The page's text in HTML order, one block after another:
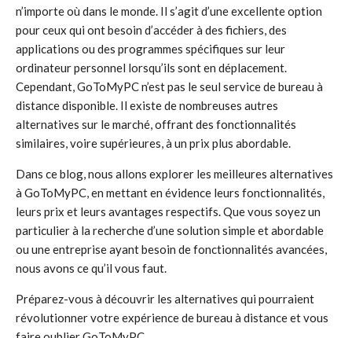
n’importe où dans le monde. Il s’agit d’une excellente option
pour ceux qui ont besoin d’accéder à des fichiers, des
applications ou des programmes spécifiques sur leur
ordinateur personnel lorsqu’ils sont en déplacement.
Cependant, GoToMyPC n’est pas le seul service de bureau à
distance disponible. Il existe de nombreuses autres
alternatives sur le marché, offrant des fonctionnalités
similaires, voire supérieures, à un prix plus abordable.
Dans ce blog, nous allons explorer les meilleures alternatives
à GoToMyPC, en mettant en évidence leurs fonctionnalités,
leurs prix et leurs avantages respectifs. Que vous soyez un
particulier à la recherche d’une solution simple et abordable
ou une entreprise ayant besoin de fonctionnalités avancées,
nous avons ce qu’il vous faut.
Préparez-vous à découvrir les alternatives qui pourraient
révolutionner votre expérience de bureau à distance et vous